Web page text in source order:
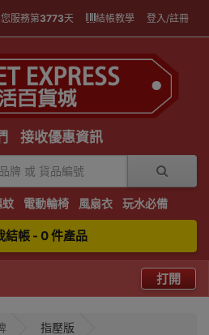
服務第3773天 結帳教學 登入/註冊
接收優惠資訊
蚊 電動輪椅 風扇衣 玩水必備
結帳 - 0 件產品
打開
指壓版